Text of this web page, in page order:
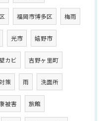
福岡市博多区 梅雨
光市 嬉野市
カビ 吉野ヶ里町
策 雨 洗面所
被害 旅館